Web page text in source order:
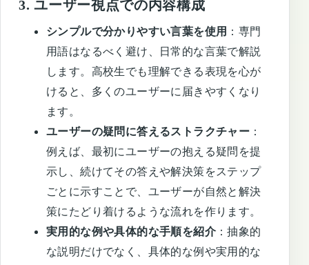
3.ユーザー視点での内容構成
シンプルで分かりやすい言葉を使用 ：専門
用語はなるべく避け、日常的な言葉で解説
します。高校生でも理解できる表現を心が
けると、多くのユーザーに届きやすくなり
ます。
ユーザーの疑問に答えるストラクチャー ：
例えば、最初にユーザーの抱える疑問を提
示し、続けてその答えや解決策をステップ
ごとに示すことで、ユーザーが自然と解決
策にたどり着けるような流れを作ります。
実用的な例や具体的な手順を紹介：抽象的
な説明だけでなく、具体的な例や実用的な